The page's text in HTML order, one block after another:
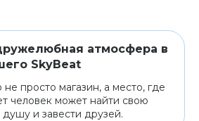
атмосфера в
SkyBeat
не просто магазин, а место, где
человек может найти свою
и завести друзей.